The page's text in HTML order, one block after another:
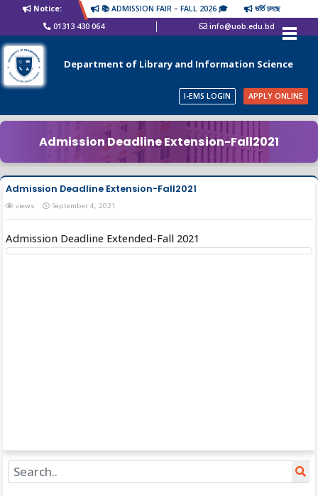
Notice: 📚 ADMISSION FAIR – FALL 2026 🎓
ভর্তি চলছে
01313 430 064
info@uob.edu.bd
Department of Library and Information Science
I-EMS LOGIN APPLY ONLINE
Admission Deadline Extension-Fall2021
Admission Deadline Extension-Fall2021
views September 4, 2021
Admission Deadline Extended-Fall 2021